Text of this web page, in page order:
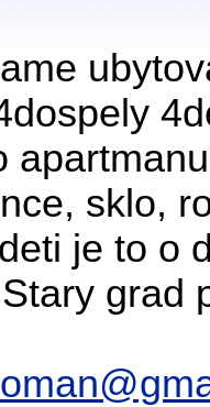
sklo,
je to o
grad